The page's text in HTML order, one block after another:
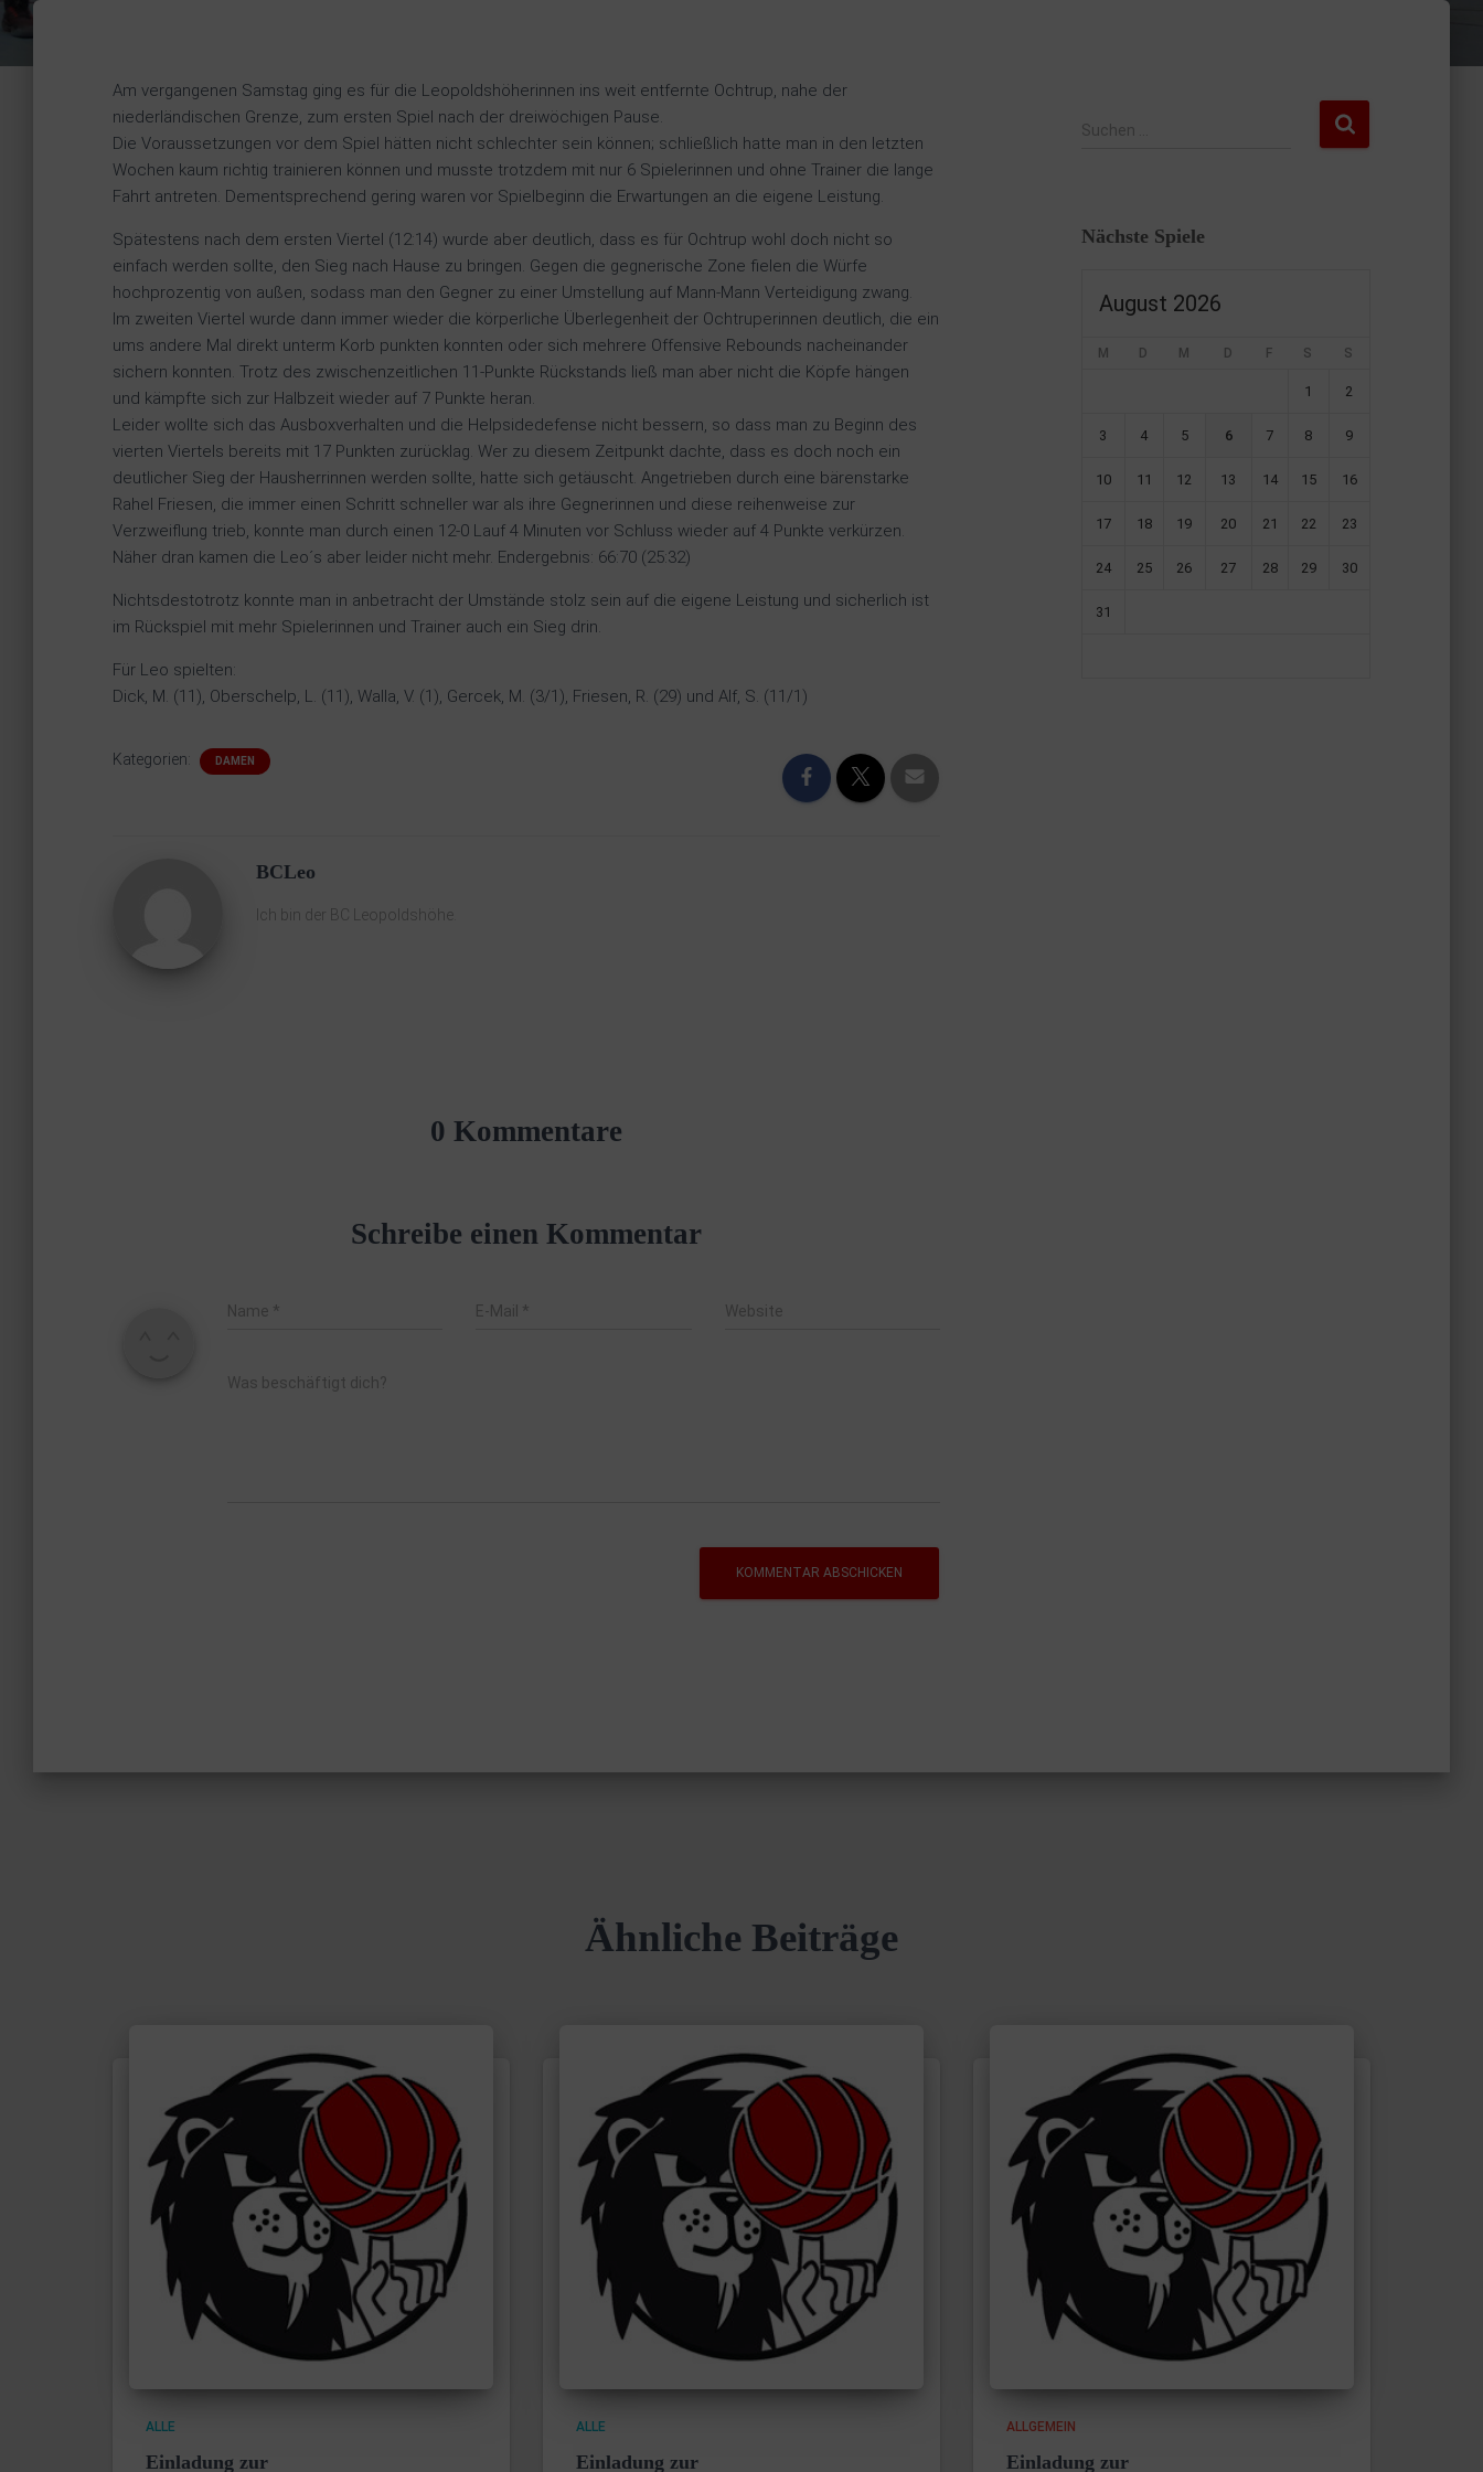
Am vergangenen Samstag ging es für die Leopoldshöherinnen ins weit entfernte Ochtrup, nahe der
niederländischen Grenze, zum ersten Spiel nach der dreiwöchigen Pause.
Die Voraussetzungen vor dem Spiel hätten nicht schlechter sein können; schließlich hatte man in den letzten
Wochen kaum richtig trainieren können und musste trotzdem mit nur 6 Spielerinnen und ohne Trainer die lange
Fahrt antreten. Dementsprechend gering waren vor Spielbeginn die Erwartungen an die eigene Leistung.
Spätestens nach dem ersten Viertel (12:14) wurde aber deutlich, dass es für Ochtrup wohl doch nicht so
einfach werden sollte, den Sieg nach Hause zu bringen. Gegen die gegnerische Zone fielen die Würfe
hochprozentig von außen, sodass man den Gegner zu einer Umstellung auf Mann-Mann Verteidigung zwang.
Im zweiten Viertel wurde dann immer wieder die körperliche Überlegenheit der Ochtruperinnen deutlich, die ein
ums andere Mal direkt unterm Korb punkten konnten oder sich mehrere Offensive Rebounds nacheinander
sichern konnten. Trotz des zwischenzeitlichen 11-Punkte Rückstands ließ man aber nicht die Köpfe hängen
und kämpfte sich zur Halbzeit wieder auf 7 Punkte heran.
Leider wollte sich das Ausboxverhalten und die Helpsidedefense nicht bessern, so dass man zu Beginn des
vierten Viertels bereits mit 17 Punkten zurücklag. Wer zu diesem Zeitpunkt dachte, dass es doch noch ein
deutlicher Sieg der Hausherrinnen werden sollte, hatte sich getäuscht. Angetrieben durch eine bärenstarke
Rahel Friesen, die immer einen Schritt schneller war als ihre Gegnerinnen und diese reihenweise zur
Verzweiflung trieb, konnte man durch einen 12-0 Lauf 4 Minuten vor Schluss wieder auf 4 Punkte verkürzen.
Näher dran kamen die Leo´s aber leider nicht mehr. Endergebnis: 66:70 (25:32)
Nichtsdestotrotz konnte man in anbetracht der Umstände stolz sein auf die eigene Leistung und sicherlich ist
im Rückspiel mit mehr Spielerinnen und Trainer auch ein Sieg drin.
Für Leo spielten:
Dick, M. (11), Oberschelp, L. (11), Walla, V. (1), Gercek, M. (3/1), Friesen, R. (29) und Alf, S. (11/1)
Kategorien: DAMEN
BCLeo
Ich bin der BC Leopoldshöhe.
0 Kommentare
Schreibe einen Kommentar
Name * E-Mail * Website
Was beschäftigt dich?
Suchen …
Nächste Spiele
August 2026
M D M D F S S
1 2
3 4 5 6 7 8 9
10 11 12 13 14 15 16
17 18 19 20 21 22 23
24 25 26 27 28 29 30
31
Ähnliche Beiträge
ALLE
Einladung zur
ALLE
Einladung zur
ALLGEMEIN
Einladung zur